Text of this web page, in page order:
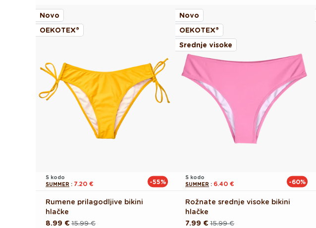
Novo
OEKOTEX®
S kodo
SUMMER : 7.20 € -55%
Rumene prilagodljive bikini
hlačke
Redna 15.99 €
Akcijska
8.99 €
Novo
OEKOTEX®
Srednje visoke
S kodo
SUMMER : 6.40 € -60%
Rožnate srednje visoke bikini
hlačke
Redna 15.99 €
Akcijska
7.99 €